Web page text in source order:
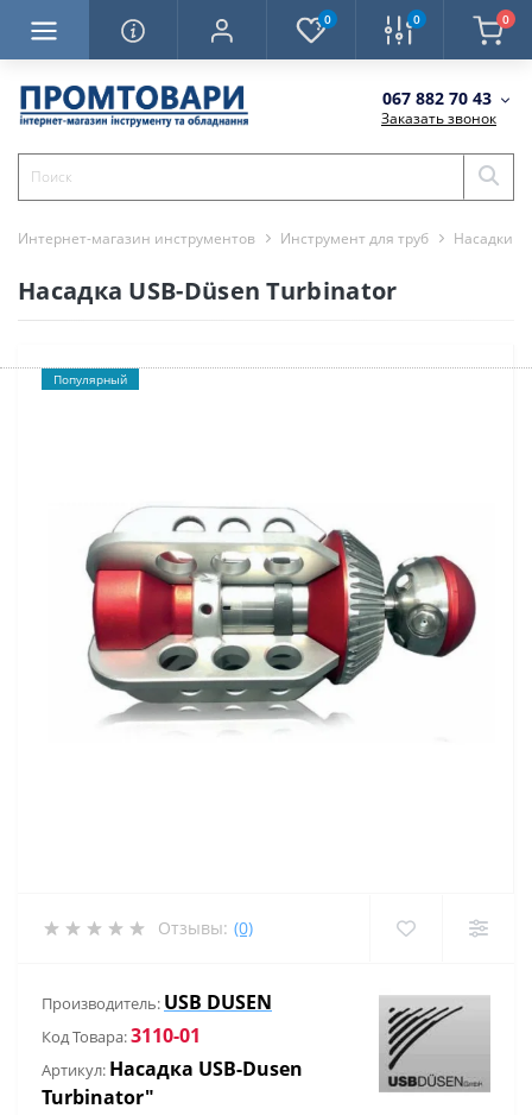
0 0 0
067 882 70 43
Заказать звонок
Интернет-магазин инструментов Инструмент для труб Насадки
Насадка USB-Düsen Turbinator
Популярный
Отзывы: (0)
Производитель: USB DUSEN
Код Товара:3110-01
Артикул: Насадка USB-Dusen
Turbinator"